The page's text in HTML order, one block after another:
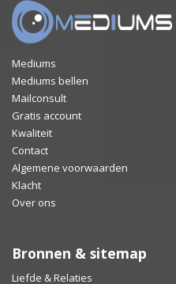
Mediums
Mediums bellen
Mailconsult
Gratis account
Kwaliteit
Contact
Algemene voorwaarden
Klacht
Over ons
Bronnen & sitemap
Liefde & Relaties